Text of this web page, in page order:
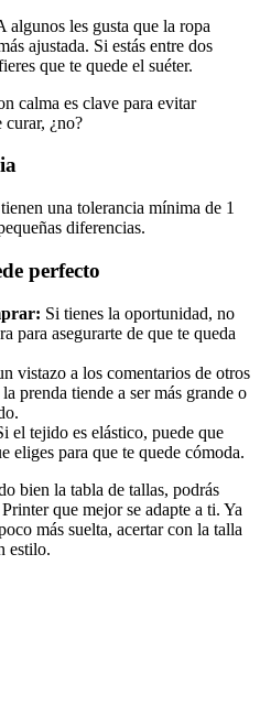
algunos les gusta que la ropa
ajustada. Si estás entre dos
que te quede el suéter.
calma es clave para evitar
curar, ¿no?
una tolerancia mínima de 1
diferencias.
perfecto
Si tienes la oportunidad, no
para asegurarte de que te queda
vistazo a los comentarios de otros
prenda tiende a ser más grande o
el tejido es elástico, puede que
eliges para que te quede cómoda.
bien la tabla de tallas, podrás
que mejor se adapte a ti. Ya
más suelta, acertar con la talla
estilo.